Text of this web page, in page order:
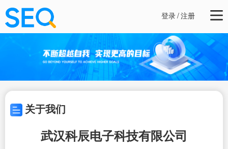
登录/注册
关于我们
武汉科辰电子科技有限公司